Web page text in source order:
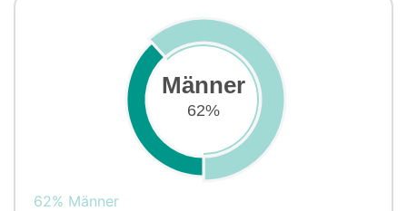
Männer
62%
62% Männer